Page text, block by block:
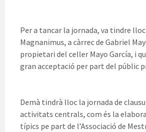
Per a tancar la jornada, va tindre
Magnanimus, a càrrec de Gabriel
propietari del celler Mayo García, i
gran acceptació per part del públic
Demà tindrà lloc la jornada de
activitats centrals, com és la
típics pe part de l’Associació de